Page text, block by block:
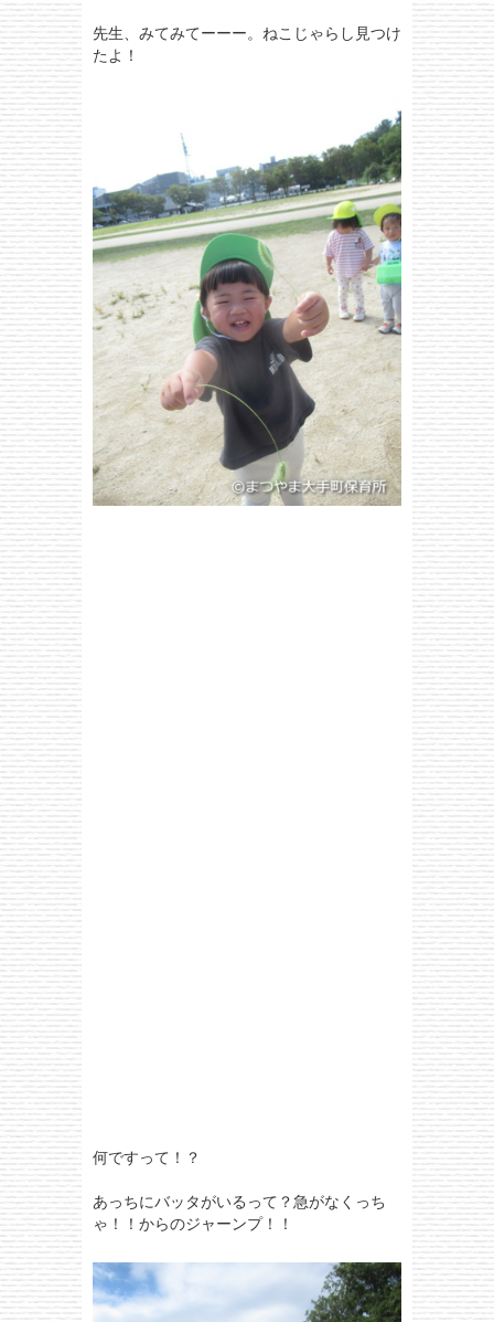
先生、みてみてーーー。ねこじゃらし見つけ
たよ！
何ですって！？
あっちにバッタがいるって？急がなくっち
ゃ！！からのジャーンプ！！